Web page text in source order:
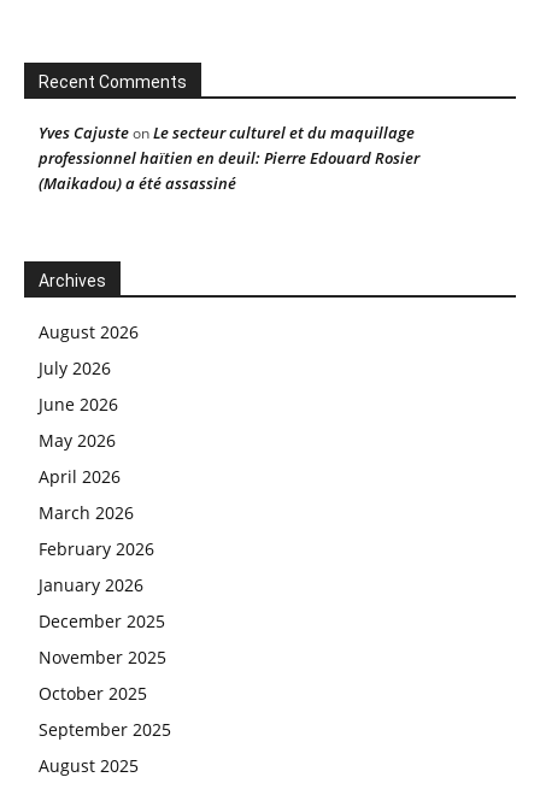
Recent Comments
Yves CajusteonLe secteur culturel et du maquillage
professionnel haïtien en deuil: Pierre Edouard Rosier
(Maikadou) a été assassiné
Archives
August 2026
July 2026
June 2026
May 2026
April 2026
March 2026
February 2026
January 2026
December 2025
November 2025
October 2025
September 2025
August 2025